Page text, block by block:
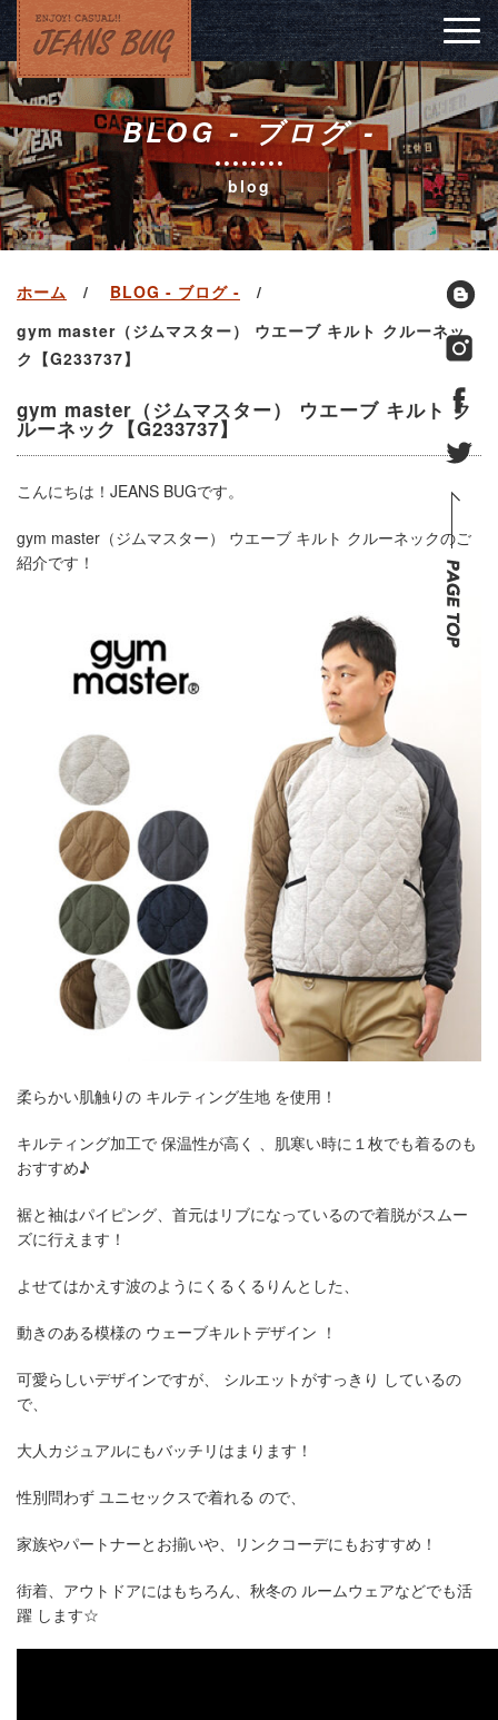
BLOG - ブログ -
blog
ホーム
BLOG - ブログ -
gym master（ジムマスター） ウエーブ キルト クルーネッ
ク【G233737】
gym master（ジムマスター） ウエーブ キルト ク
ルーネック【G233737】
こんにちは！JEANS BUGです。
gym master（ジムマスター） ウエーブ キルト クルーネックのご
紹介です！
柔らかい肌触りの キルティング生地 を使用！
キルティング加工で 保温性が高く 、肌寒い時に１枚でも着るのも
おすすめ♪
裾と袖はパイピング、首元はリブになっているので着脱がスムー
ズに行えます！
よせてはかえす波のようにくるくるりんとした、
動きのある模様の ウェーブキルトデザイン ！
可愛らしいデザインですが、 シルエットがすっきり しているの
で、
大人カジュアルにもバッチリはまります！
性別問わず ユニセックスで着れる ので、
家族やパートナーとお揃いや、リンクコーデにもおすすめ！
街着、アウトドアにはもちろん、秋冬の ルームウェアなどでも活
躍 します☆